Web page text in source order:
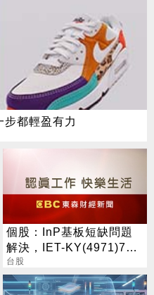
步都輕盈有力
個股：InP基板短缺問題
解決，IET-KY(4971)7月
營收1.05億元，重拾成長
動能
台股